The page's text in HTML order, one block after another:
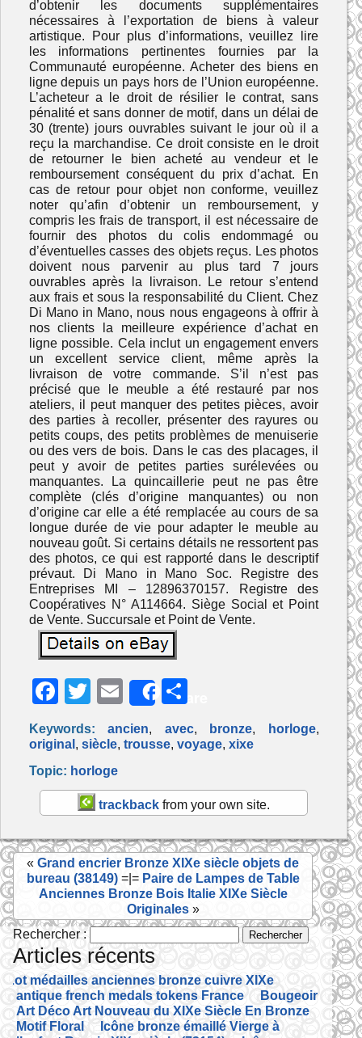
d’obtenir les documents supplémentaires
nécessaires à l’exportation de biens à valeur
artistique. Pour plus d’informations, veuillez lire
les informations pertinentes fournies par la
Communauté européenne. Acheter des biens en
ligne depuis un pays hors de l’Union européenne.
L’acheteur a le droit de résilier le contrat, sans
pénalité et sans donner de motif, dans un délai de
30 (trente) jours ouvrables suivant le jour où il a
reçu la marchandise. Ce droit consiste en le droit
de retourner le bien acheté au vendeur et le
remboursement conséquent du prix d’achat. En
cas de retour pour objet non conforme, veuillez
noter qu’afin d’obtenir un remboursement, y
compris les frais de transport, il est nécessaire de
fournir des photos du colis endommagé ou
d’éventuelles casses des objets reçus. Les photos
doivent nous parvenir au plus tard 7 jours
ouvrables après la livraison. Le retour s’entend
aux frais et sous la responsabilité du Client. Chez
Di Mano in Mano, nous nous engageons à offrir à
nos clients la meilleure expérience d’achat en
ligne possible. Cela inclut un engagement envers
un excellent service client, même après la
livraison de votre commande. S’il n’est pas
précisé que le meuble a été restauré par nos
ateliers, il peut manquer des petites pièces, avoir
des parties à recoller, présenter des rayures ou
petits coups, des petits problèmes de menuiserie
ou des vers de bois. Dans le cas des placages, il
peut y avoir de petites parties surélevées ou
manquantes. La quincaillerie peut ne pas être
complète (clés d’origine manquantes) ou non
d’origine car elle a été remplacée au cours de sa
longue durée de vie pour adapter le meuble au
nouveau goût. Si certains détails ne ressortent pas
des photos, ce qui est rapporté dans le descriptif
prévaut. Di Mano in Mano Soc. Registre des
Entreprises MI – 12896370157. Registre des
Coopératives N° A114664. Siège Social et Point
de Vente. Succursale et Point de Vente.
F
c
e
b
o
o
k
T
itt
er
E
m
ai
Share
ar
ta
er
Keywords:ancien, avec, bronze, horloge,
original , siècle, trousse, voyage, xixe
Topic: horloge
trackback from your own site.
«Grand encrier Bronze XIXe siècle objets de
bureau (38149)=|= Paire de Lampes de Table
Anciennes Bronze Bois Italie XIXe Siècle
Originales»
Rechercher :
Articles récents
Lot médailles anciennes bronze cuivre XIXe
antique french medals tokens France
Bougeoir
Art Déco Art Nouveau du XIXe Siècle En Bronze
Motif Floral
Icône bronze émaillé Vierge à